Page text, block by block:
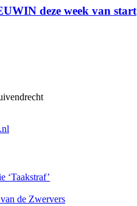
deze week van start
‘Taakstraf’
de Zwervers